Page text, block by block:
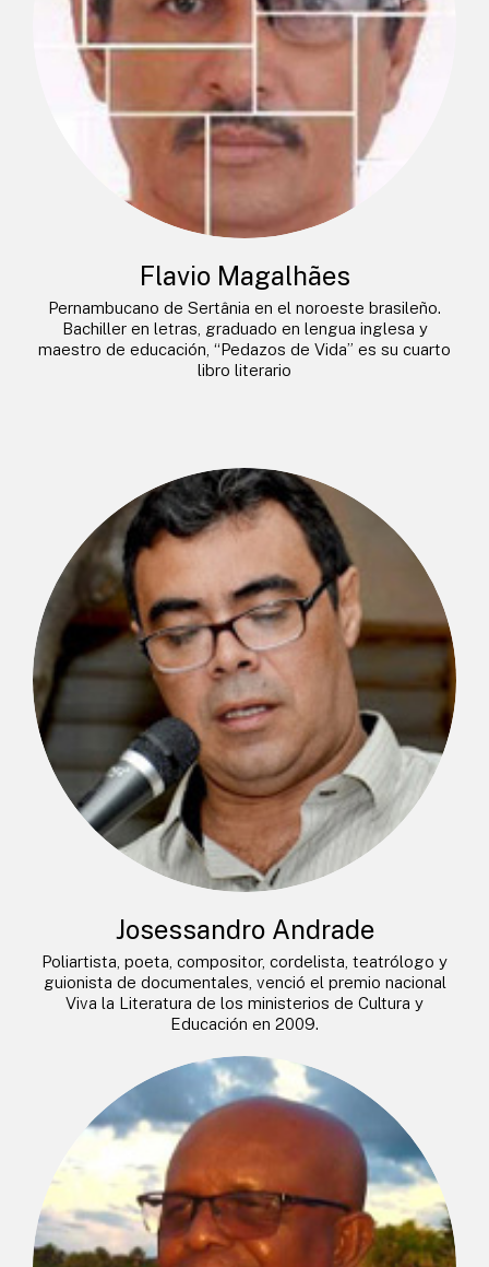
Flavio Magalhães
Pernambucano de Sertânia en el noroeste brasileño.
Bachiller en letras, graduado en lengua inglesa y
maestro de educación, “Pedazos de Vida” es su cuarto
libro literario
Josessandro Andrade
Poliartista, poeta, compositor, cordelista, teatrólogo y
guionista de documentales, venció el premio nacional
Viva la Literatura de los ministerios de Cultura y
Educación en 2009.